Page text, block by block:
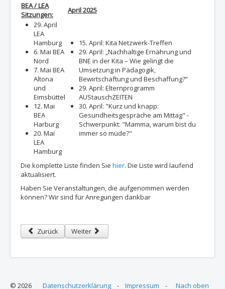
BEA / LEA
Sitzungen:
April 2025
29. April
LEA
Hamburg
6. Mai BEA
Nord
7. Mai BEA
Altona
und
Eimsbüttel
12. Mai
BEA
Harburg
20. Mai
LEA
Hamburg
15. April: Kita Netzwerk-Treffen
29. April: „Nachhaltige Ernährung und
BNE in der Kita – Wie gelingt die
Umsetzung in Pädagogik,
Bewirtschaftung und Beschaffung?“
29. April: Elternprogramm
AUStauschZEITEN
30. April: "Kurz und knapp:
Gesundheitsgespräche am Mittag" -
Schwerpunkt: "Mamma, warum bist du
immer so müde?"
Die komplette Liste finden Sie hier. Die Liste wird laufend
aktualisiert.
Haben Sie Veranstaltungen, die aufgenommen werden
können? Wir sind für Anregungen dankbar
Vorheriger Beitrag: Der neue LEA Newsletter ist online - Vierte
Zurück Nächster Beitrag: Streik Öffentlicher Dienst,
Weiter
Nach oben
Datenschutzerklärung - Impressum -
© 2026